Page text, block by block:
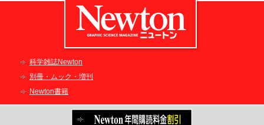
科学雑誌Newton
別冊・ムック・増刊
Newton書籍